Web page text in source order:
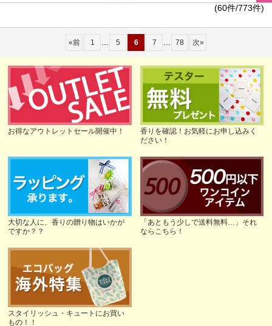
(60件/773件)
«前 1 ... 5 6 7 ... 78 次»
お得なアウトレットセール開催中！
香りを確認！お気軽にお申し込みく
ださい！
大切な人に、香りの贈り物はいかが
ですか？？
「あともう少しで送料無料…」それ
ならこちら！
スタイリッシュ・キュートにお買い
もの！！